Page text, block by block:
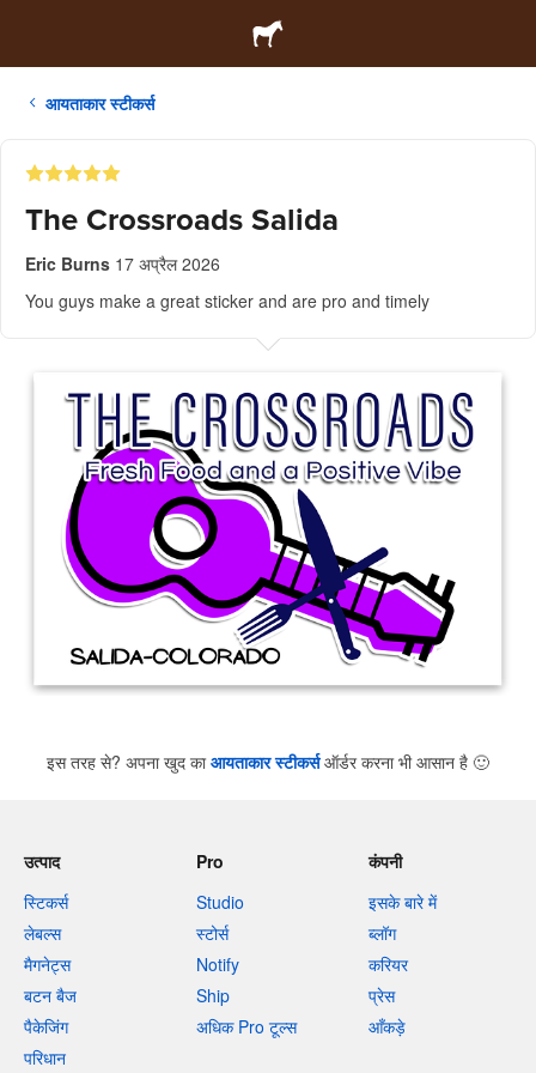
आयताकार स्टीकर्स
The Crossroads Salida
Eric Burns 17 अप्रैल 2026
You guys make a great sticker and are pro and timely
इस तरह से? अपना खुद काआयताकार स्टीकर्सऑर्डर करना भी आसान है 🙂
उत्पाद
स्टिकर्स
लेबल्स
मैगनेट्स
बटन बैज
पैकेजिंग
परिधान
Pro
Studio
स्टोर्स
Notify
Ship
अधिक Pro टूल्स
कंपनी
इसके बारे में
ब्लॉग
करियर
प्रेस
आँकड़े